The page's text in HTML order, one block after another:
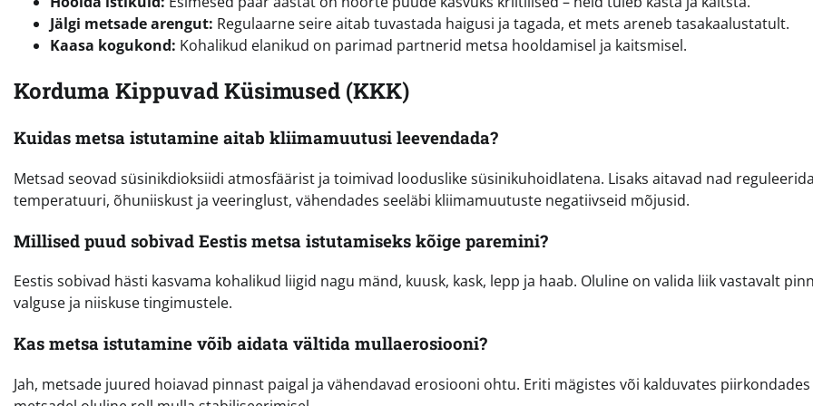
Jälgi metsade arengut: Regulaarne seire aitab tuvastada haigusi ja tagada, et mets areneb tasakaalustatult.
Kaasa kogukond: Kohalikud elanikud on parimad partnerid metsa hooldamisel ja kaitsmisel.
Korduma Kippuvad Küsimused (KKK)
Kuidas metsa istutamine aitab kliimamuutusi leevendada?
Metsad seovad süsinikdioksiidi atmosfäärist ja toimivad looduslike süsinikuhoidlatena. Lisaks aitavad nad reguleerida
temperatuuri, õhuniiskust ja veeringlust, vähendades seeläbi kliimamuutuste negatiivseid mõjusid.
Millised puud sobivad Eestis metsa istutamiseks kõige paremini?
Eestis sobivad hästi kasvama kohalikud liigid nagu mänd, kuusk, kask, lepp ja haab. Oluline on valida liik vastavalt
valguse ja niiskuse tingimustele.
Kas metsa istutamine võib aidata vältida mullaerosiooni?
Jah, metsade juured hoiavad pinnast paigal ja vähendavad erosiooni ohtu. Eriti mägistes või kalduvates